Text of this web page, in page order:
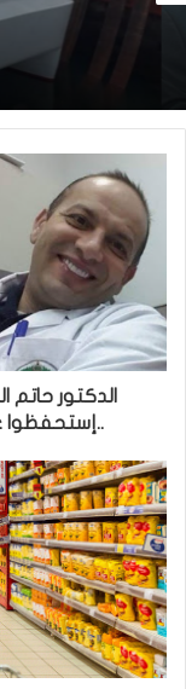
الدكتور حاتم
..إستحفظوا